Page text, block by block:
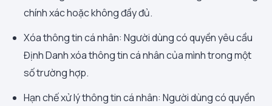
chính xác hoặc không đầy đủ.
Xóa thông tin cá nhân: Người dùng có quyền yêu cầu
Định Danh xóa thông tin cá nhân của mình trong một
số trường hợp.
Hạn chế xử lý thông tin cá nhân: Người dùng có quyền